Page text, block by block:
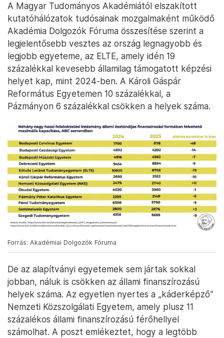
A Magyar Tudományos Akadémiától elszakított
kutatóhálózatok tudósainak mozgalmaként működő
Akadémia Dolgozók Fóruma összesítése szerint a
legjelentősebb vesztes az ország legnagyobb és
legjobb egyeteme, az ELTE, amely idén 19
százalékkal kevesebb államilag támogatott képzési
helyet kap, mint 2024-ben. A Károli Gáspár
Református Egyetemen 10 százalékkal, a
Pázmányon 6 százalékkal csökken a helyek száma.
Forrás: Akadémiai Dolgozók Fóruma
De az alapítványi egyetemek sem jártak sokkal
jobban, náluk is csökken az állami finanszírozású
helyek száma. Az egyetlen nyertes a „káderképző”
Nemzeti Közszolgálati Egyetem, amely plusz 11
százalékos állami finanszírozású férőhellyel
számolhat. A poszt emlékeztet, hogy a legtöbb